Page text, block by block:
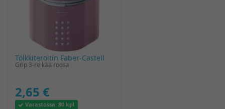
Tölkkiteroitin Faber-Castell
Grip 3-reikää roosa
2,65 €
Varastossa:80 kpl